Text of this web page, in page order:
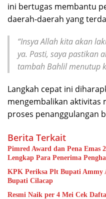
ini bertugas membantu
daerah-daerah yang
“Insya Allah kita akan
ya. Pasti, saya pastikan
tambah Bahlil menutup
Langkah cepat ini
mengembalikan aktivitas
proses penanggulangan
Berita Terkait
Pimred Award dan Pena Emas
Lengkap Para Penerima
KPK Periksa Plt Bupati Ammy
Bupati Cilacap
Resmi Naik per 4 Mei Cek